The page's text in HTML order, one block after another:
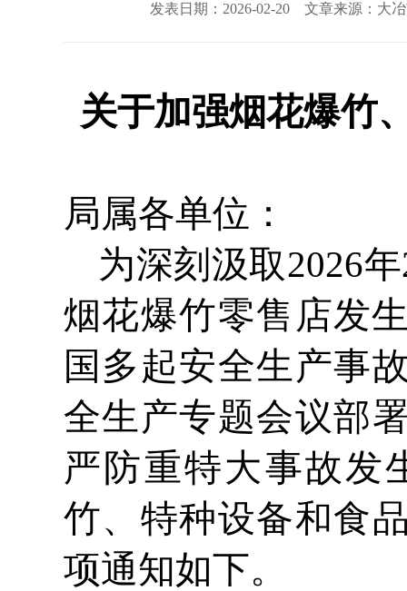
发表日期：2026-02-20 文章来源：大
关于加强烟花爆竹
局属各单位：
为深刻汲取2026
烟花爆竹零售店发
国多起安全生产事
全生产专题会议部
严防重特大事故发
竹、特种设备和食
项通知如下。